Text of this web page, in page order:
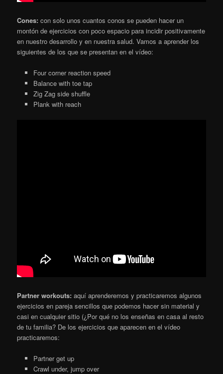
Cones:con solo unos cuantos conos se pueden hacer un
montón de ejercicios con poco espacio para incidir positivamente
en nuestro desarrollo y en nuestra salud. Vamos a aprender los
siguientes de los que se presentan en el vídeo:
Four corner reaction speed
Balance with toe tap
Zig Zag side shuffle
Plank with reach
Partner workouts:aquí aprenderemos y practicaremos algunos
ejercicios en pareja sencillos que podemos hacer sin material y
casi en cualquier sitio (¿Por qué no los enseñas en casa al resto
de tu familia? De los ejercicios que aparecen en el vídeo
practicaremos:
Partner get up
Crawl under, jump over